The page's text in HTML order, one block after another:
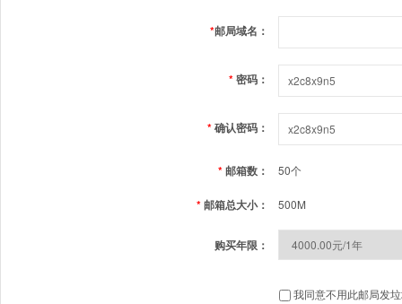
*邮局域名：
*密码：
*确认密码：
*邮箱数： 50个
*邮箱总大小： 500M
购买年限：
我同意不用此邮局发